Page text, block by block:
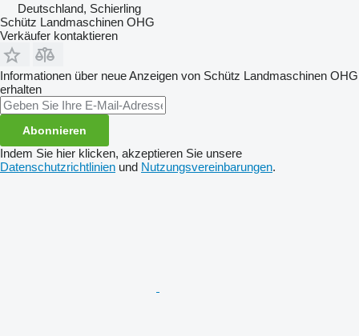
Deutschland, Schierling
Schütz Landmaschinen OHG
Verkäufer kontaktieren
Informationen über neue Anzeigen von Schütz Landmaschinen OHG
erhalten
Abonnieren
Indem Sie hier klicken, akzeptieren Sie unsere
Datenschutzrichtlinien und Nutzungsvereinbarungen.